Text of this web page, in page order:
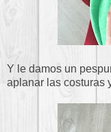
Y le damos un
aplanar las costuras